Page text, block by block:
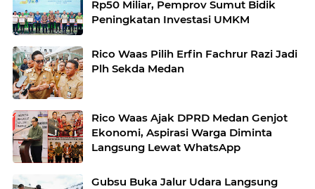
Rp50 Miliar, Pemprov Sumut Bidik
Peningkatan Investasi UMKM
Rico Waas Pilih Erfin Fachrur Razi Jadi
Plh Sekda Medan
Rico Waas Ajak DPRD Medan Genjot
Ekonomi, Aspirasi Warga Diminta
Langsung Lewat WhatsApp
Gubsu Buka Jalur Udara Langsung